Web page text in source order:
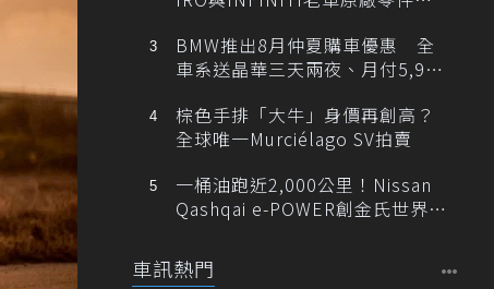
BMW推出8月仲夏購車優惠 全
車系送晶華三天兩夜、月付5,900
棕色手排「大牛」身價再創高？
全球唯一Murciélago SV拍賣
一桶油跑近2,000公里！Nissan
Qashqai e-POWER創金氏世界紀
車訊熱門